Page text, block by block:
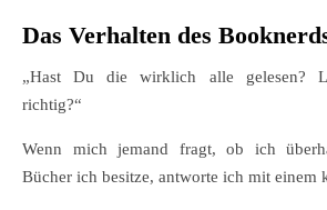
Das Verhalten des
„Hast Du die wirklich alle gelesen?
richtig?“
Wenn mich jemand fragt, ob ich
Bücher ich besitze, antworte ich mit einem